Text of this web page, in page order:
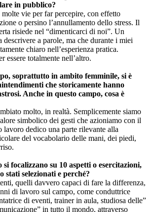
in pubblico?
vie per far percepire, con effetto
o persino l’annullamento dello stress. Il
risiede nel “dimenticarci di noi”. Un
descrivere a parole, ma che durante i miei
chiaro nell’esperienza pratica.
essere totalmente nell’altro.
soprattutto in ambito femminile, si è
che storicamente hanno
Anche in questo campo, cosa è
molto, in realtà. Semplicemente siamo
simbolico dei gesti che azioniamo con il
lavoro dedico una parte rilevante alla
del vocabolario delle mani, dei piedi,
focalizzano su 10 aspetti o esercitazioni,
stati selezionati e perché?
quelli davvero capaci di fare la differenza,
di lavoro sul campo, come conduttrice
di eventi, trainer in aula, studiosa delle”
in tutto il mondo, attraverso